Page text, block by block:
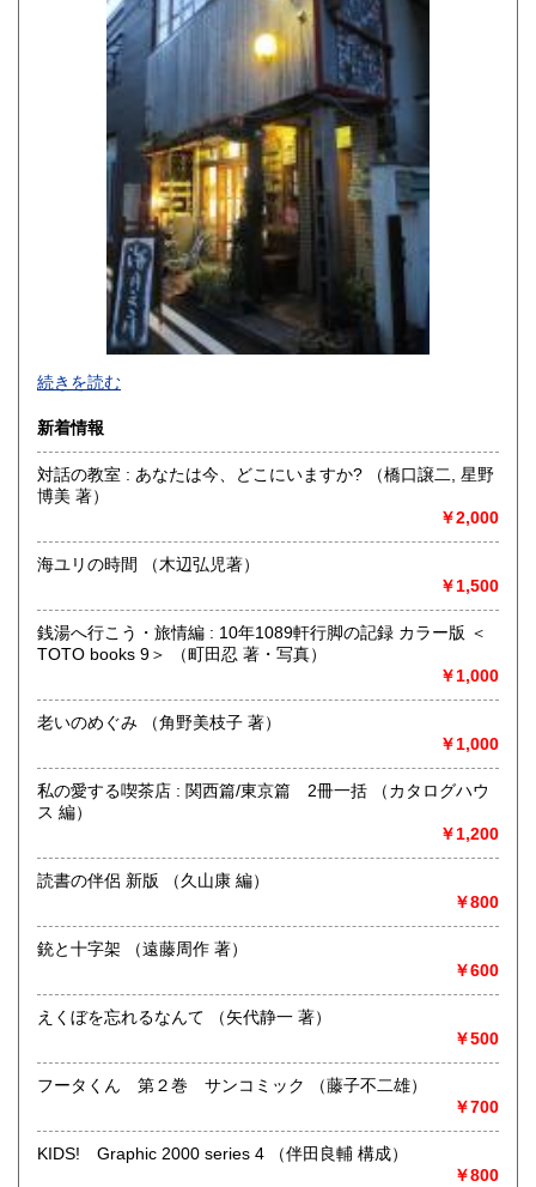
250円 大分県
鹿児島県
250円
-
沿線名：-
最寄駅：-
営業時間：事務所(無店舗)、事務所併設のギャラリーのみ不
定期OPEN
定休日：古本屋として店舗営業はしていません。
https://www.kuragebunko.com/
にお問合せ下さい。
取り扱い分野
哲学宗教、歴史、美術工芸、近代文献、趣味、古書一般（そ
続きを読む
新着情報
対話の教室 : あなたは今、どこにいますか? （橋口譲二, 星野
博美 著）
￥2,000
海ユリの時間 （木辺弘児著）
￥1,500
銭湯へ行こう・旅情編 : 10年1089軒行脚の記録 カラー版 ＜
TOTO books 9＞ （町田忍 著・写真）
￥1,000
老いのめぐみ （角野美枝子 著）
￥1,000
私の愛する喫茶店 : 関西篇/東京篇 2冊一括 （カタログハウ
ス 編）
￥1,200
読書の伴侶 新版 （久山康 編）
￥800
銃と十字架 （遠藤周作 著）
￥600
えくぼを忘れるなんて （矢代静一 著）
￥500
フータくん 第２巻 サンコミック （藤子不二雄）
￥700
KIDS! Graphic 2000 series 4 （伴田良輔 構成）
￥800